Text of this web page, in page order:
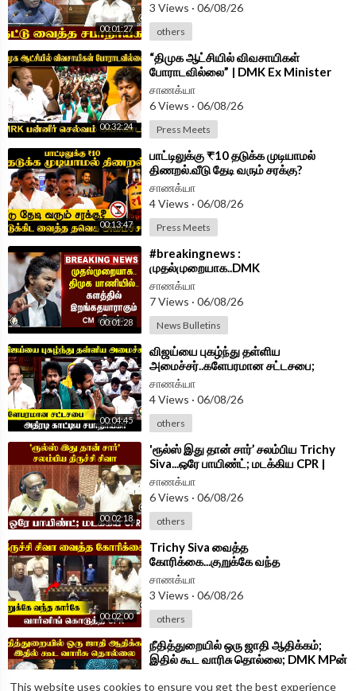
This website uses cookies to ensure you get the best experience
00:01:27
3 Views · 06/08/26
others
00:32:24
⁣“திமுக ஆட்சியில் விவசாயிகள்
போராடவில்லை” | DMK Ex Minister
MRK Panneer Selvam | Press Meet
|TVK Govt
சாணக்யா
6 Views · 06/08/26
Press Meets
00:13:47
⁣பாட்டிலுக்கு ₹10 தடுக்க முடியாமல்
திணறல்.வீடு தேடி வரும் சரக்கு?
Minister Vignesh Press Meet | TVK
சாணக்யா
4 Views · 06/08/26
Press Meets
00:01:28
⁣#breakingnews :
முதல்முறையாக..DMK
பாணியில்..களத்தில் இறங்க தயாராகும்
CM Vijay? | TVK Govt
சாணக்யா
7 Views · 06/08/26
News Bulletins
00:04:45
⁣விஜய்யை புகழ்ந்து தள்ளிய
அமைச்சர்..களேபரமான சட்டசபை;
அதிரடி காட்டிய சபாநாயகர் | TN
Assembly 2026
சாணக்யா
4 Views · 06/08/26
others
00:02:18
⁣'ரூல்ஸ் இது தான் சார்’ சலம்பிய Trichy
Siva...ஒரே பாயிண்ட்; மடக்கிய CPR |
Parliament 2026
சாணக்யா
6 Views · 06/08/26
others
00:02:00
⁣Trichy Siva வைத்த
கோரிக்கை...குறுக்கே வந்த
கார்கே...வார்னிங் கொடுத்த CPR |
Parliament 2026
சாணக்யா
3 Views · 06/08/26
others
⁣நீதித்துறையில் ஒரு ஜாதி ஆதிக்கம்;
இதில் கூட வாரிசு தொல்லை; DMK MPன்